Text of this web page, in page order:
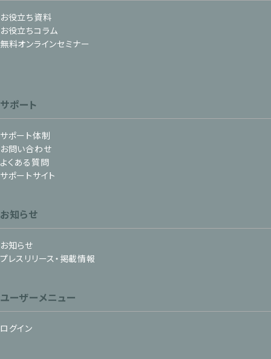
お役立ち資料
お役立ちコラム
無料オンラインセミナー
サポート
サポート体制
お問い合わせ
よくある質問
サポートサイト
お知らせ
お知らせ
プレスリリース・掲載情報
ユーザーメニュー
ログイン